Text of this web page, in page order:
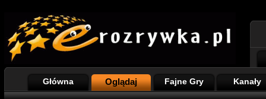
Główna Oglądaj Fajne Gry Kanały